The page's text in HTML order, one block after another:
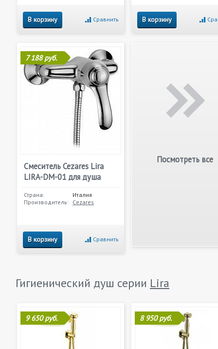
В корзину Сравнить В корзину
7 188 руб.
Смеситель Cezares Lira
LIRA-DM-01 для душа
Страна:
Италия
Производитель: Cezares
В корзину Сравнить
Посмотреть все
Гигиенический душ серии Lira
9 650 руб. 8 950 руб.